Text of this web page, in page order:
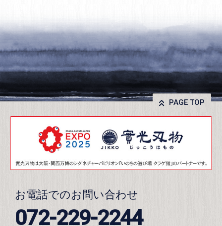
PAGE TOP
お電話でのお問い合わせ
072-229-2244